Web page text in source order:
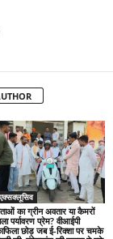
एक्सक्लूसिव
का ग्रीन अवतार या कैमरों
पर्यावरण प्रेम? वीआईपी
छोड़ जब ई-रिक्शा पर चमके